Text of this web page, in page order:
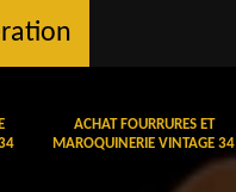
ACHAT FOURRURES ET
MAROQUINERIE VINTAGE 34